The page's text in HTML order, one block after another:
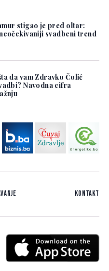
stigao je pred oltar:
svadbeni trend
da vam Zdravko Čolić
Navodna cifra
Kontakt